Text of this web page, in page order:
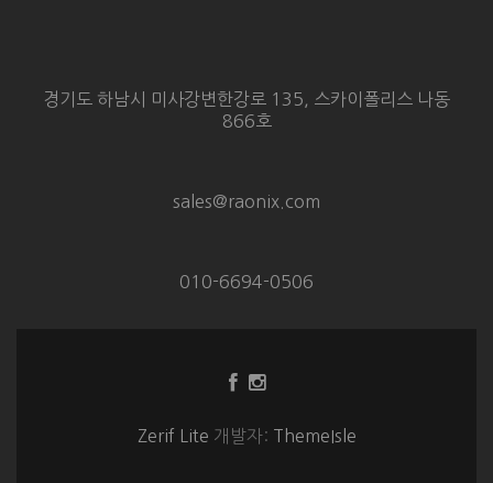
경기도 하남시 미사강변한강로 135, 스카이폴리스 나동
866호
sales@raonix.com
010-6694-0506
Facebook
크
Instagram
크
Zerif Lite 개발자: ThemeIsle